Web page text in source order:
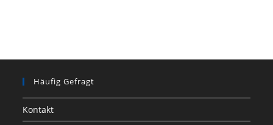
Häufig Gefragt
Kontakt